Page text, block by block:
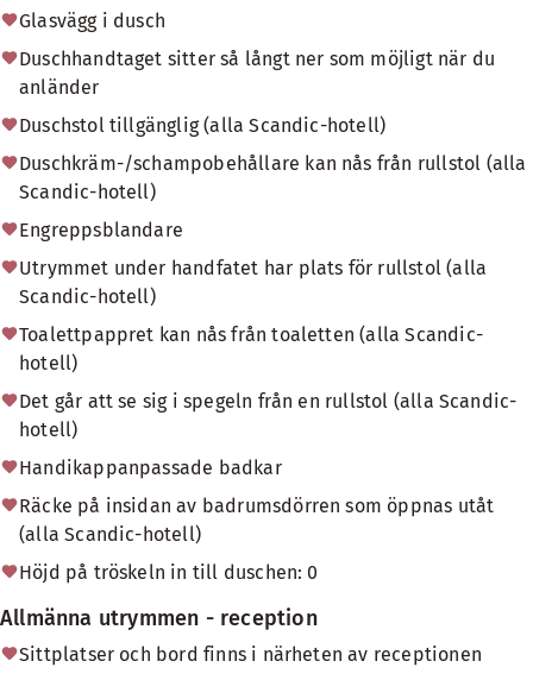
Glasvägg i dusch
Duschhandtaget sitter så långt ner som möjligt när du
anländer
Duschstol tillgänglig (alla Scandic-hotell)
Duschkräm-/schampobehållare kan nås från rullstol (alla
Scandic-hotell)
Engreppsblandare
Utrymmet under handfatet har plats för rullstol (alla
Scandic-hotell)
Toalettpappret kan nås från toaletten (alla Scandic-
hotell)
Det går att se sig i spegeln från en rullstol (alla Scandic-
hotell)
Handikappanpassade badkar
Räcke på insidan av badrumsdörren som öppnas utåt
(alla Scandic-hotell)
Höjd på tröskeln in till duschen: 0
Allmänna utrymmen - reception
Sittplatser och bord finns i närheten av receptionen